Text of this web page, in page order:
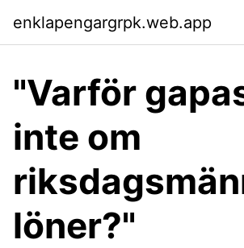
enklapengargrpk.web.app
"Varför
inte om
löner?"